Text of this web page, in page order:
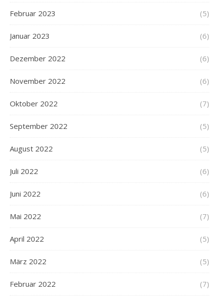
Februar 2023 (5)
Januar 2023 (6)
Dezember 2022 (6)
November 2022 (6)
Oktober 2022 (7)
September 2022 (5)
August 2022 (5)
Juli 2022 (6)
Juni 2022 (6)
Mai 2022 (7)
April 2022 (5)
März 2022 (5)
Februar 2022 (7)